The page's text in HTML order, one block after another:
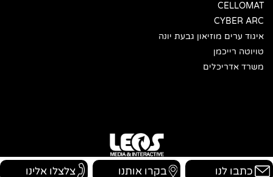
CELLOMAT
CYBER ARC
איגוד ערים מוזיאון גבעת יונה
טויוטה רייכמן
משרד אדריכלים
כתבו לנו בקרו אותנו צלצלו אלינו